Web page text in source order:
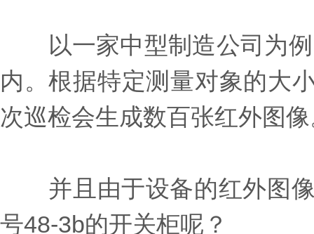
以一家中型制造公司为例
内。根据特定测量对象的大
次巡检会生成数百张红外图
并且由于设备的红外图像
号48-3b的开关柜呢？